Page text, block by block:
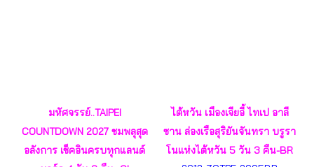
มหัศจรรย์..TAIPEI
COUNTDOWN 2027 ชมพลุสุด
อลังการ เช็คอินครบทุกแลนด์
ไต้หวัน เมืองเจียอี้ ไทเป อาลี
ซาน ล่องเรือสุริยันจันทรา บรูรา
โนแห่งไต้หวัน 5 วัน 3 คืน-BR